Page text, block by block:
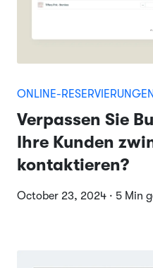
ONLINE-RESERVIERUNGEN
Verpassen Sie
Ihre Kunden
kontaktieren?
October 23, 2024 · 5 Min